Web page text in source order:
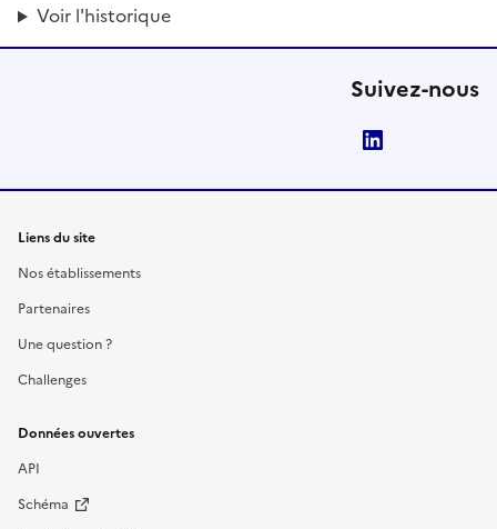
Voir l'historique
Suivez-nous
Liens du site
Nos établissements
Partenaires
Une question ?
Challenges
Données ouvertes
API
Schéma